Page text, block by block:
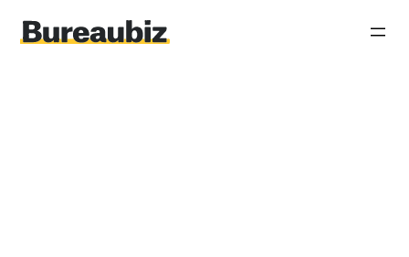
indhold